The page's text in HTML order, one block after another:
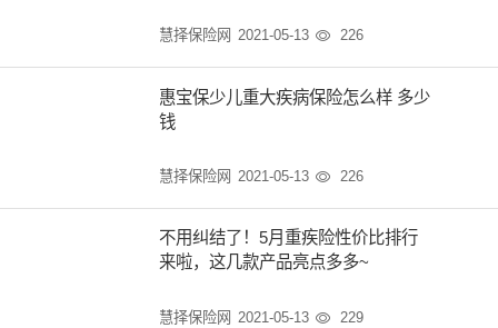
慧择保险网 2021-05-13  226
惠宝保少儿重大疾病保险怎么样 多少
钱
慧择保险网 2021-05-13  226
不用纠结了！5月重疾险性价比排行
来啦，这几款产品亮点多多~
慧择保险网 2021-05-13  229